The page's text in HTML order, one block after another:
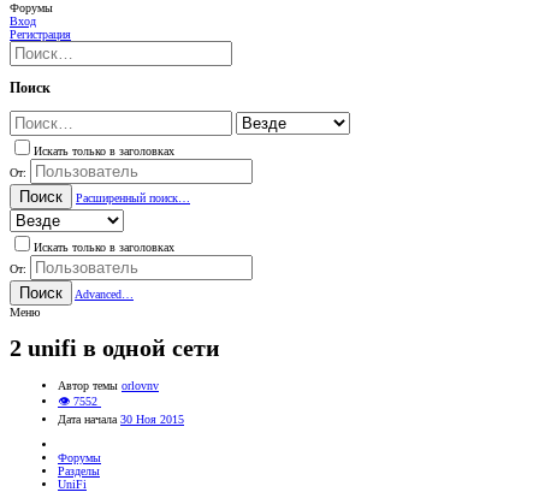
Форумы
Вход
Регистрация
Поиск
Искать только в заголовках
От:
Поиск Расширенный поиск…
Искать только в заголовках
От:
Поиск
Advanced…
Меню
2 unifi в одной сети
Автор темы orlovnv
👁 7552
Дата начала 30 Ноя 2015
Форумы
Разделы
UniFi